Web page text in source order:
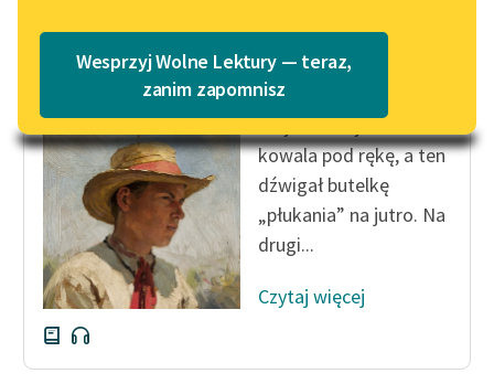
Lektury szkolne i klasyka
literatury do słuchania dla
uczennic i uczniów z
niepełnosprawnościami
E-kolekcja lektur
szkolnych i literatury do
słuchania dla uczennic i
uczniów z
niepełnosprawnościami
Katalog w formacie PDF
Wesprzyj Wolne Lektury — teraz,
zanim zapomnisz
Antek
Zwykle sołtys wiódł
kowala pod rękę, a ten
dźwigał butelkę
„płukania” na jutro. Na
drugi...
Czytaj więcej